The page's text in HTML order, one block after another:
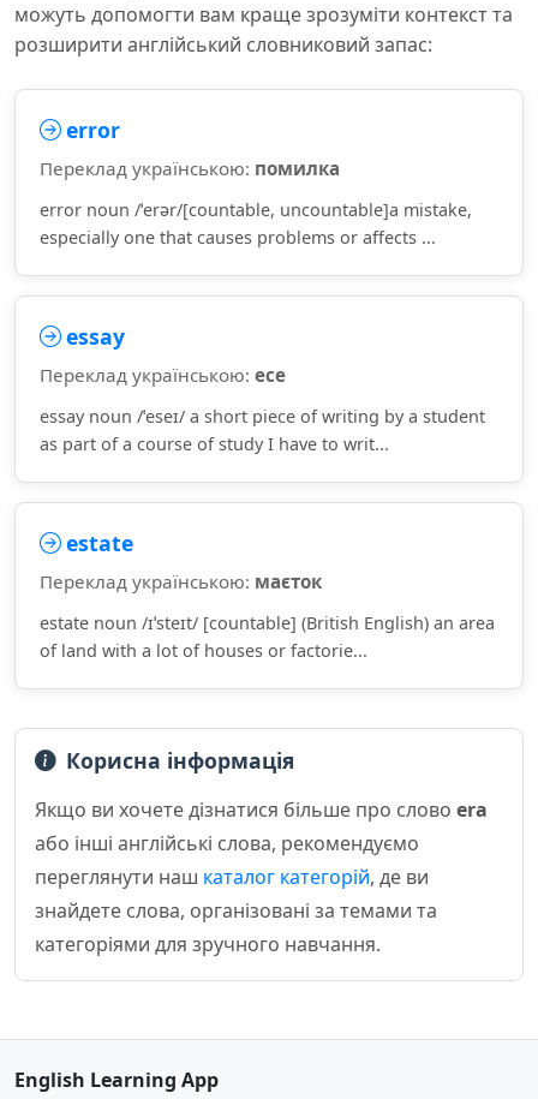
можуть допомогти вам краще зрозуміти контекст та
розширити англійський словниковий запас:
error
Переклад українською: помилка
error noun /ˈerər/[countable, uncountable]a mistake,
especially one that causes problems or affects ...
essay
Переклад українською: есе
essay noun /ˈeseɪ/ a short piece of writing by a student
as part of a course of study I have to writ...
estate
Переклад українською: маєток
estate noun /ɪˈsteɪt/ [countable] (British English) an area
of land with a lot of houses or factorie...
Корисна інформація
Якщо ви хочете дізнатися більше про слово era
або інші англійські слова, рекомендуємо
переглянути наш каталог категорій, де ви
знайдете слова, організовані за темами та
категоріями для зручного навчання.
English Learning App